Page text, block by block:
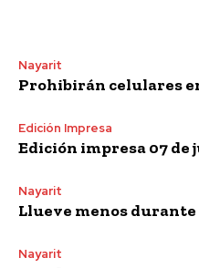
Nayarit
Prohibirán celulares
Edición Impresa
Edición impresa 07 de
Nayarit
Llueve menos
Nayarit